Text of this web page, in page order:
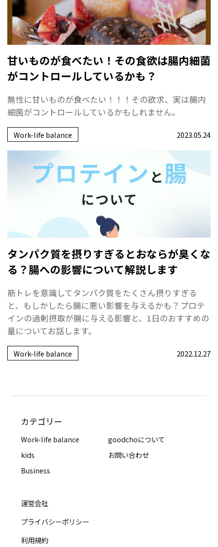
甘いものが食べたい！その食欲は腸内細菌
がコントロールしているかも？
無性に甘いものが食べたい！！！その欲求、実は腸内
細菌がコントロールしているかもしれません。
Work-life balance 2023.05.24
タンパク質を摂りすぎるとおならが臭くな
る？腸への影響について解説します
筋トレを意識してタンパク質をたくさん摂りすぎる
と、もしかしたら腸に悪い影響を与えるかも？プロテ
インの過剰摂取が腸に与える影響と、1日のおすすめの
量についてお話します。
Work-life balance 2022.12.27
カテゴリー
Work-life balance
goodchoについて
kids
お問い合わせ
Business
運営会社
プライバシーポリシー
利用規約